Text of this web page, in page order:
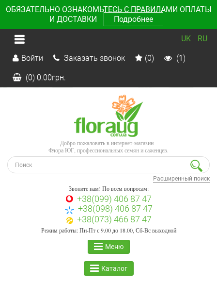
ОБЯЗАТЕЛЬНО ОЗНАКОМЬТЕСЬ С ПРАВИЛАМИ ОПЛАТЫ
И ДОСТАВКИ
Подробнее
UK RU
Войти Заказать звонок (0) (1)
(0) 0.00грн.
Добро пожаловать в интернет-магазин
Флора ЮГ, профессиональных семян и саженцев.
Расширенный поиск
Звоните нам! По всем вопросам:
+38(099) 406 87 47
+38(098) 406 87 47
+38(073) 466 87 47
Режим работы: Пн-Пт с 9.00 до 18.00, Сб-Вс выходной
Меню
Каталог